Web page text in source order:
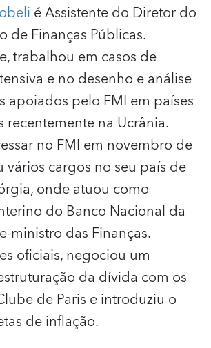
é Assistente do Diretor do
de Finanças Públicas.
trabalhou em casos de
e no desenho e análise
apoiados pelo FMI em países
recentemente na Ucrânia.
no FMI em novembro de
cargos no seu país de
onde atuou como
do Banco Nacional da
ministro das Finanças.
oficiais, negociou um
da dívida com os
de Paris e introduziu o
de inflação.